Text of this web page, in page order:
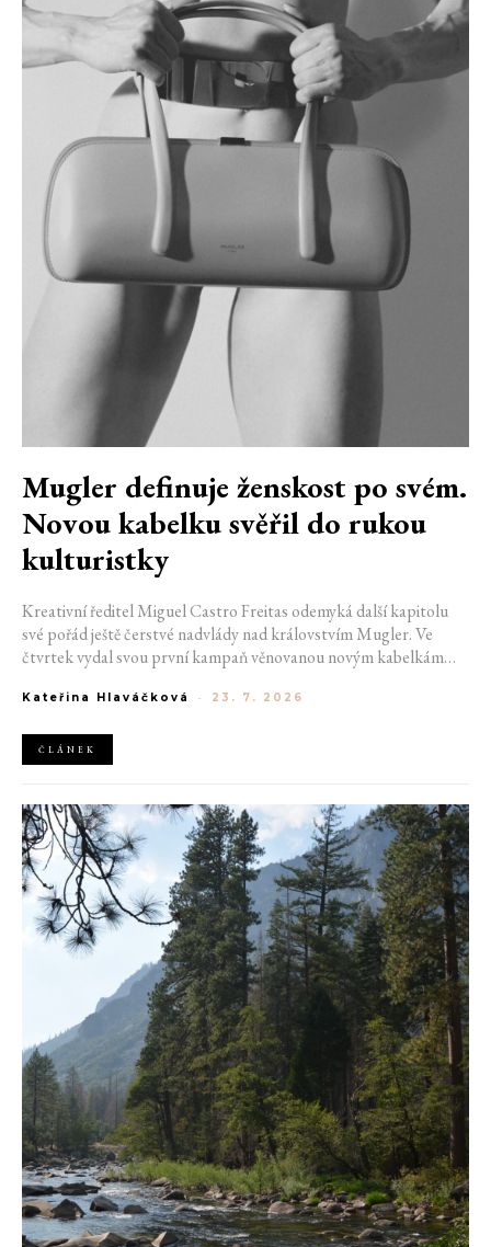
Mugler definuje ženskost po svém.
Novou kabelku svěřil do rukou
kulturistky
Kreativní ředitel Miguel Castro Freitas odemyká další kapitolu
své pořád ještě čerstvé nadvlády nad královstvím Mugler. Ve
čtvrtek vydal svou první kampaň věnovanou novým kabelkám
do módního domu dorazil. Umně mísí výrazy minulosti a dávných
Kateřina Hlaváčková - 23. 7. 2026
ČLÁNEK